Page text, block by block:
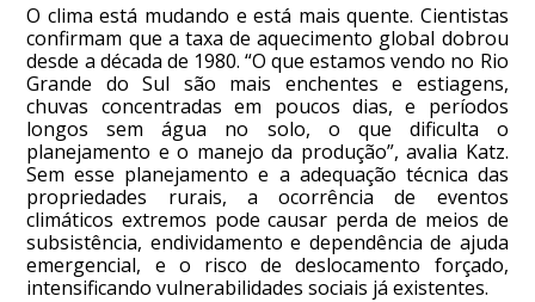
O clima está mudando e está mais quente. Cientistas
confirmam que a taxa de aquecimento global dobrou
desde a década de 1980. “O que estamos vendo no Rio
Grande do Sul são mais enchentes e estiagens,
chuvas concentradas em poucos dias, e períodos
longos sem água no solo, o que dificulta o
planejamento e o manejo da produção”, avalia Katz.
Sem esse planejamento e a adequação técnica das
propriedades rurais, a ocorrência de eventos
climáticos extremos pode causar perda de meios de
subsistência, endividamento e dependência de ajuda
emergencial, e o risco de deslocamento forçado,
intensificando vulnerabilidades sociais já existentes.